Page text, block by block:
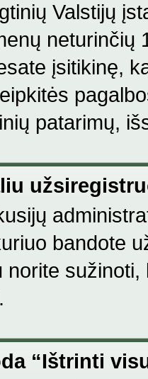
Valstijų
neturinčių
įsitikinę,
patarimų,
bandote
norite
“Ištrinti